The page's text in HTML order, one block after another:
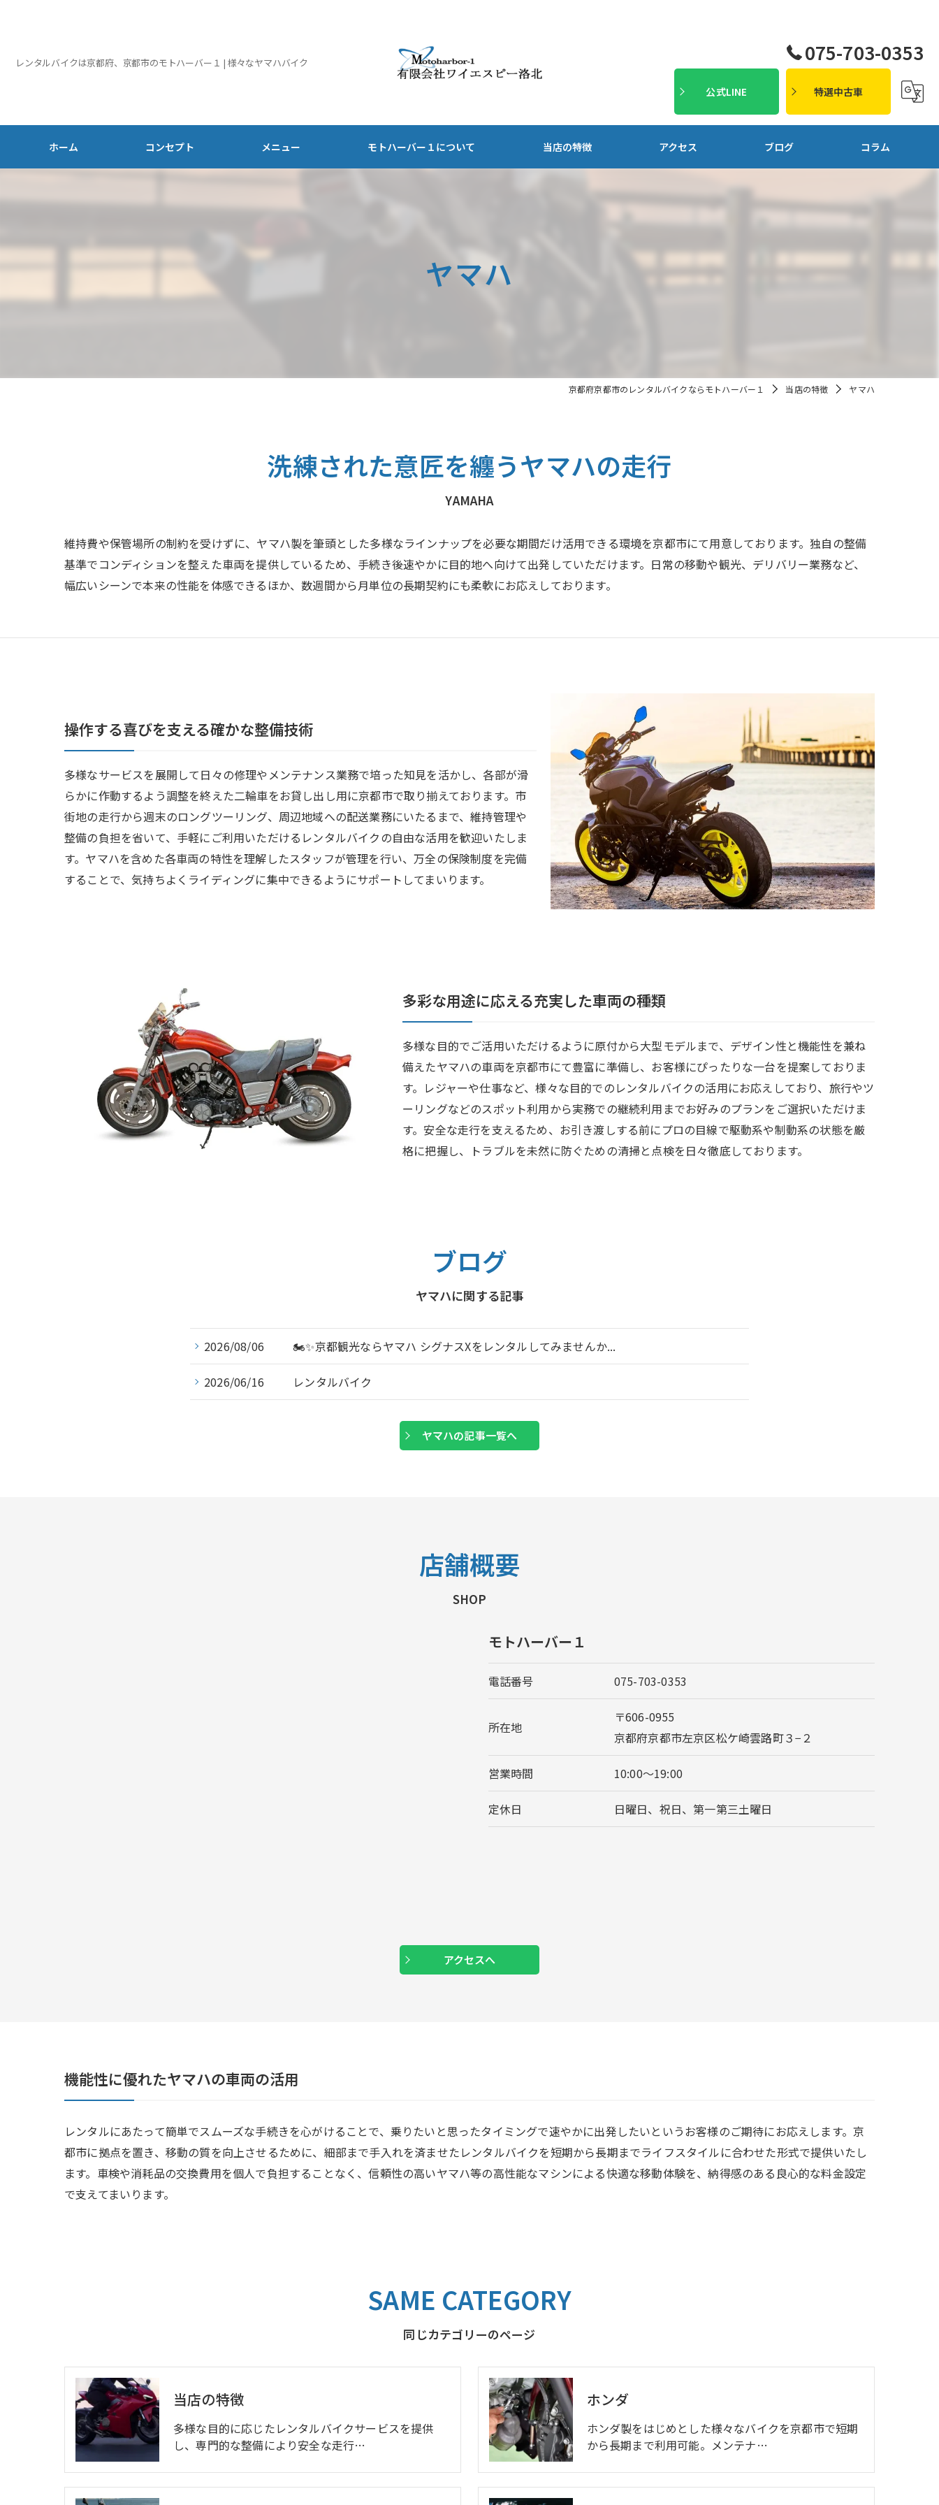
レンタルバイクは京都府、京都市のモトハーバー１ | 様々なヤマハバイク 075-703-0353
公式LINE 特選中古車
ホーム コンセプト メニュー モトハーバー１について 当店の特徴 アクセス ブログ コラム
ヤマハ
京都府京都市のレンタルバイクならモトハーバー１ 当店の特徴 ヤマハ
洗練された意匠を纏うヤマハの走行
YAMAHA
維持費や保管場所の制約を受けずに、ヤマハ製を筆頭とした多様なラインナップを必要な期間だけ活用できる環境を京都市にて用意しております。独自の整備
基準でコンディションを整えた車両を提供しているため、手続き後速やかに目的地へ向けて出発していただけます。日常の移動や観光、デリバリー業務など、
幅広いシーンで本来の性能を体感できるほか、数週間から月単位の長期契約にも柔軟にお応えしております。
操作する喜びを支える確かな整備技術
多様なサービスを展開して日々の修理やメンテナンス業務で培った知見を活かし、各部が滑
らかに作動するよう調整を終えた二輪車をお貸し出し用に京都市で取り揃えております。市
街地の走行から週末のロングツーリング、周辺地域への配送業務にいたるまで、維持管理や
整備の負担を省いて、手軽にご利用いただけるレンタルバイクの自由な活用を歓迎いたしま
す。ヤマハを含めた各車両の特性を理解したスタッフが管理を行い、万全の保険制度を完備
することで、気持ちよくライディングに集中できるようにサポートしてまいります。
多彩な用途に応える充実した車両の種類
多様な目的でご活用いただけるように原付から大型モデルまで、デザイン性と機能性を兼ね
備えたヤマハの車両を京都市にて豊富に準備し、お客様にぴったりな一台を提案しておりま
す。レジャーや仕事など、様々な目的でのレンタルバイクの活用にお応えしており、旅行やツ
ーリングなどのスポット利用から実務での継続利用までお好みのプランをご選択いただけま
す。安全な走行を支えるため、お引き渡しする前にプロの目線で駆動系や制動系の状態を厳
格に把握し、トラブルを未然に防ぐための清掃と点検を日々徹底しております。
ブログ
ヤマハに関する記事
2026/08/06 🏍️✨京都観光ならヤマハ シグナスXをレンタルしてみませんか...
2026/06/16 レンタルバイク
ヤマハの記事一覧へ
店舗概要
SHOP
モトハーバー１
電話番号 075-703-0353
所在地
〒606-0955
京都府京都市左京区松ケ崎雲路町３−２
営業時間 10:00～19:00
定休日 日曜日、祝日、第一第三土曜日
アクセスへ
機能性に優れたヤマハの車両の活用
レンタルにあたって簡単でスムーズな手続きを心がけることで、乗りたいと思ったタイミングで速やかに出発したいというお客様のご期待にお応えします。京
都市に拠点を置き、移動の質を向上させるために、細部まで手入れを済ませたレンタルバイクを短期から長期までライフスタイルに合わせた形式で提供いたし
ます。車検や消耗品の交換費用を個人で負担することなく、信頼性の高いヤマハ等の高性能なマシンによる快適な移動体験を、納得感のある良心的な料金設定
で支えてまいります。
同じカテゴリーのページ
SAME CATEGORY
当店の特徴
多様な目的に応じたレンタルバイクサービスを提供
し、専門的な整備により安全な走行…
ホンダ
ホンダ製をはじめとした様々なバイクを京都市で短期
から長期まで利用可能。メンテナ…